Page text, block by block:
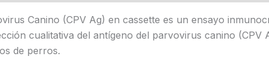
Canino (CPV Ag) en cassette es un ensayo
cualitativa del antígeno del parvovirus canino (CPV
de perros.